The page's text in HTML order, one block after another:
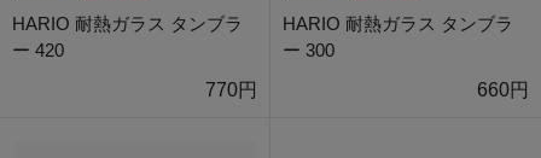
HARIO 耐熱ガラス タンブラ
ー 420
770円
HARIO 耐熱ガラス タンブラ
ー 300
660円